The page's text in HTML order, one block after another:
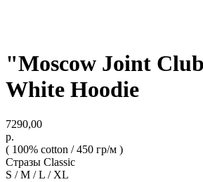
"Moscow Joint
White Hoodie
7290,00
р.
( 100% cotton / 450 гр/м )
Стразы Classic
S / M / L / XL